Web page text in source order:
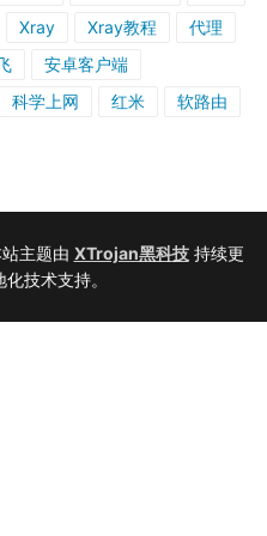
Xray Xray教程
代理
安卓客户端
科学上网 红米 软路由
主题由 XTrojan黑科技持续更
技术支持。